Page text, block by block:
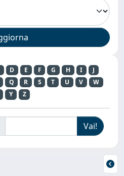
D E F G H I
J
Q R S T U V
W
Y Z